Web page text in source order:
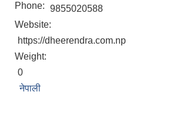
Phone: 9855020588
Website:
https://dheerendra.com.np
Weight:
0
नेपाली